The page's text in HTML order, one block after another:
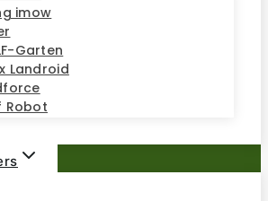
imow
Garten
Landroid
Robot